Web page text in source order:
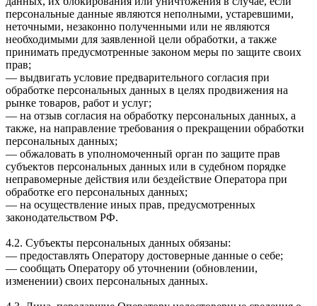
персональные данные являются неполными, устаревшими,
неточными, незаконно полученными или не являются
необходимыми для заявленной цели обработки, а также
принимать предусмотренные законом меры по защите своих
прав;
— выдвигать условие предварительного согласия при
обработке персональных данных в целях продвижения на
рынке товаров, работ и услуг;
— на отзыв согласия на обработку персональных данных, а
также, на направление требования о прекращении обработки
персональных данных;
— обжаловать в уполномоченный орган по защите прав
субъектов персональных данных или в судебном порядке
неправомерные действия или бездействие Оператора при
обработке его персональных данных;
— на осуществление иных прав, предусмотренных
законодательством РФ.
4.2. Субъекты персональных данных обязаны:
— предоставлять Оператору достоверные данные о себе;
— сообщать Оператору об уточнении (обновлении,
изменении) своих персональных данных.